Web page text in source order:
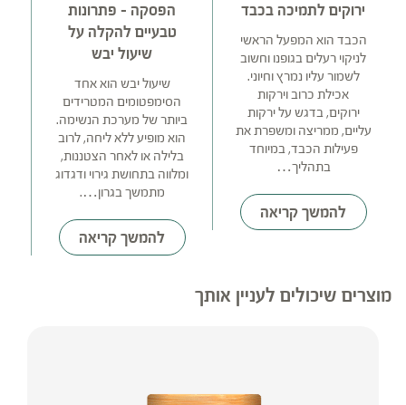
ירוקים לתמיכה בכבד
הכבד הוא המפעל הראשי
לניקוי רעלים בגופנו וחשוב
לשמור עליו נמרץ וחיוני.
אכילת כרוב וירקות
ירוקים, בדגש על ירקות
עליים, ממריצה ומשפרת את
פעילות הכבד, במיוחד
בתהליך…
להמשך קריאה
הפסקה – פתרונות
טבעיים להקלה על
שיעול יבש
שיעול יבש הוא אחד
הסימפטומים המטרידים
ביותר של מערכת הנשימה.
הוא מופיע ללא ליחה, לרוב
בלילה או לאחר הצטננות,
ומלווה בתחושת גירוי ודגדוג
מתמשך בגרון….
להמשך קריאה
מוצרים שיכולים לעניין אותך